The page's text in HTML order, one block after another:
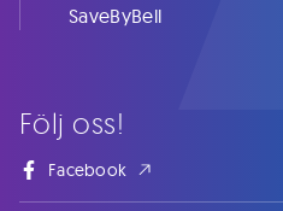
Följ oss!
Facebook
SaveByBell